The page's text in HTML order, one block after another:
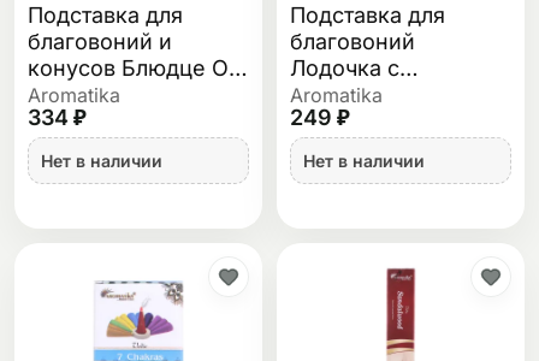
Подставка для
благовоний и
конусов Блюдце Ом
деревянная 9.5 см
Aromatika
334 ₽
Нет в наличии
Подставка для
благовоний
Лодочка с
полосками
деревянная 26 см
Aromatika
249 ₽
Нет в наличии